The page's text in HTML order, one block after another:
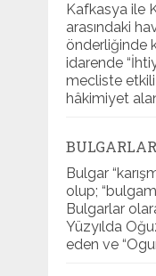
Kafkasya ile
arasındaki
önderliğinde
idarende
mecliste etkili
hâkimiyet
BULGARLAR
Bulgar
olup;
Bulgarlar
Yüzyılda
eden ve